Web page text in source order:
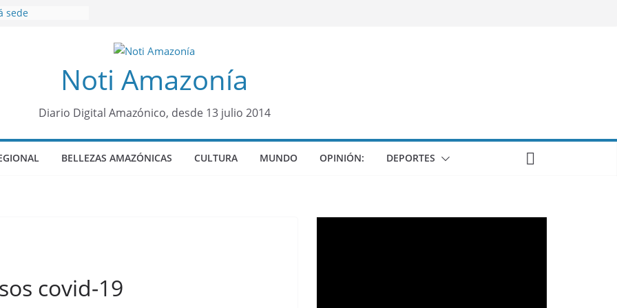
sede
de prisión a
sensación de
Colo de Chile
nueva reina por
Noti Amazonía
Diario Digital Amazónico, desde 13 julio 2014
BELLEZAS AMAZÓNICAS CULTURA MUNDO OPINIÓN: DEPORTES
covid-19